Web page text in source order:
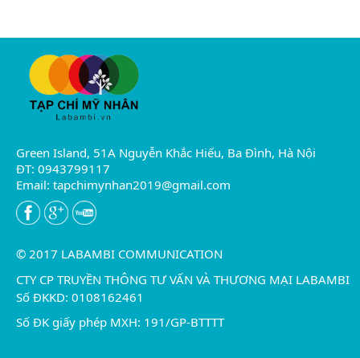
Green Island, 51A Nguyễn Khắc Hiếu, Ba Đình, Hà Nội
ĐT: 0943799117
Email: tapchimynhan2019@gmail.com
© 2017 LABAMBI COMMUNICATION
CTY CP TRUYỀN THÔNG TƯ VẤN VÀ THƯƠNG MẠI LABAMBI
Số ĐKKD: 0108162461
Số ĐK giấy phép MXH: 191/GP-BTTTT